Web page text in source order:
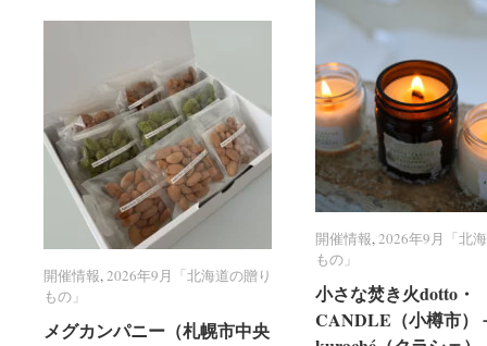
開催情報,2026年9月「北
もの」
小さな焚き火dotto・
CANDLE（小樽市）
開催情報 2026年9月「北
もの」
小さな焚き火dotto・
CANDLE（小樽市）
開催情報,2026年9月「北海道の贈り
もの」
メグカンパニー（札幌市中央
開催情報 2026年9月「北海道の贈り
もの」
メグカンパニー（札幌市中央